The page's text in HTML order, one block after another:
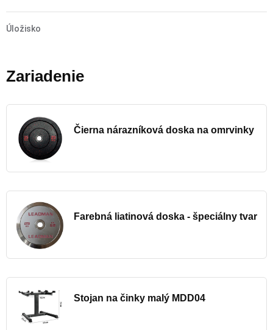
Úložisko
Zariadenie
Čierna nárazníková doska na omrvinky
Farebná liatinová doska - špeciálny tvar
Stojan na činky malý MDD04